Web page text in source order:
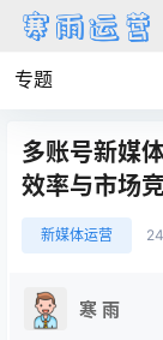
专题
多账号新媒
效率与市场
新媒体运营
寒 雨